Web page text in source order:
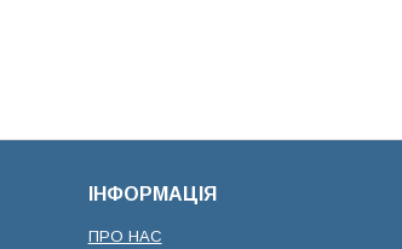
ІНФОРМАЦІЯ
ПРО НАС